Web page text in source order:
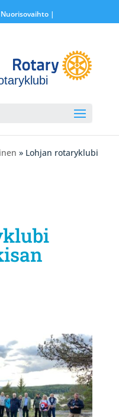
Nuorisovaihto|
» Lohjan rotaryklubi